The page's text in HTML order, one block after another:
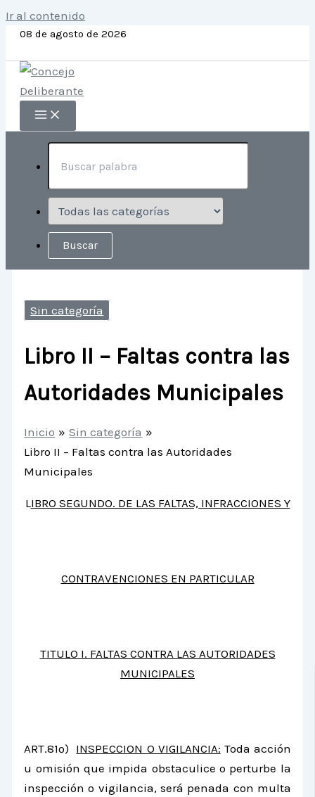
Ir al contenido
08 de agosto de 2026
Sin categoría
Libro II – Faltas contra las
Autoridades Municipales
Inicio
Sin categoría
Libro II – Faltas contra las Autoridades
Municipales
LIBRO SEGUNDO. DE LAS FALTAS, INFRACCIONES Y
CONTRAVENCIONES EN PARTICULAR
TITULO I. FALTAS CONTRA LAS AUTORIDADES
MUNICIPALES
ART.81º) INSPECCION O VIGILANCIA: Toda acción
u omisión que impida obstaculice o perturbe la
inspec­ción o vigilancia, será penada con multa